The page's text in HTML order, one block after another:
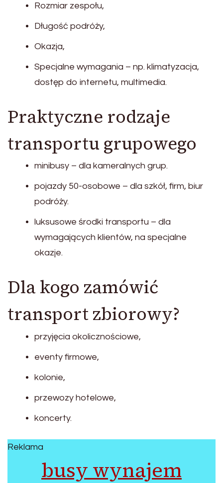
Rozmiar zespołu,
Długość podróży,
Okazja,
Specjalne wymagania – np. klimatyzacja,
dostęp do internetu, multimedia.
Praktyczne rodzaje
transportu grupowego
minibusy – dla kameralnych grup.
pojazdy 50-osobowe – dla szkół, firm, biur
podróży.
luksusowe środki transportu – dla
wymagających klientów, na specjalne
okazje.
Dla kogo zamówić
transport zbiorowy?
przyjęcia okolicznościowe,
eventy firmowe,
kolonie,
przewozy hotelowe,
koncerty.
Reklama
busy wynajem